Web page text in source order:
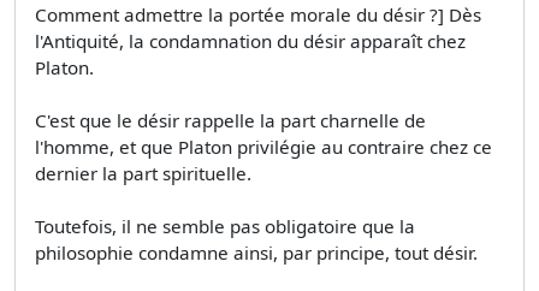
Comment admettre la portée morale du désir ?] Dès
l'Antiquité, la condamnation du désir apparaît chez
Platon.
C'est que le désir rappelle la part charnelle de
l'homme, et que Platon privilégie au contraire chez ce
dernier la part spirituelle.
Toutefois, il ne semble pas obligatoire que la
philosophie condamne ainsi, par principe, tout désir.